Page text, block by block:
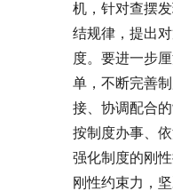
机，针对查摆
结规律，提出
度。要进一步
单，不断完善
接、协调配合
按制度办事、
强化制度的刚
刚性约束力，